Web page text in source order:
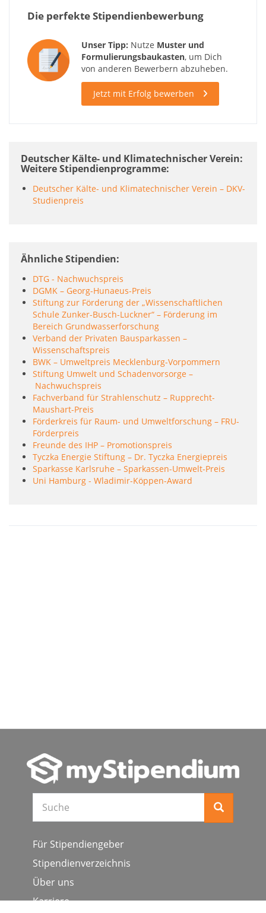
Die perfekte Stipendienbewerbung
Unser Tipp: Nutze Muster und
Formulierungsbaukasten, um Dich
von anderen Bewerbern abzuheben.
Jetzt mit Erfolg bewerben
Deutscher Kälte- und Klimatechnischer Verein:
Weitere Stipendienprogramme
Deutscher Kälte- und Klimatechnischer Verein – DKV-
Studienpreis
Ähnliche Stipendien
DTG - Nachwuchspreis
DGMK – Georg-Hunaeus-Preis
Stiftung zur Förderung der „Wissenschaftlichen
Schule Zunker-Busch-Luckner“ – Förderung im
Bereich Grundwasserforschung
Verband der Privaten Bausparkassen –
Wissenschaftspreis
BWK – Umweltpreis Mecklenburg-Vorpommern
Stiftung Umwelt und Schadenvorsorge –
Nachwuchspreis
Fachverband für Strahlenschutz – Rupprecht-
Maushart-Preis
Förderkreis für Raum- und Umweltforschung – FRU-
Förderpreis
Freunde des IHP – Promotionspreis
Tyczka Energie Stiftung – Dr. Tyczka Energiepreis
Sparkasse Karlsruhe – Sparkassen-Umwelt-Preis
Uni Hamburg - Wladimir-Köppen-Award
Suche
Für Stipendiengeber
Stipendienverzeichnis
Über uns
Karriere